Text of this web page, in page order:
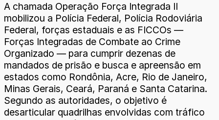
A chamada Operação Força Integrada II
mobilizou a Polícia Federal, Polícia Rodoviária
Federal, forças estaduais e as FICCOs —
Forças Integradas de Combate ao Crime
Organizado — para cumprir dezenas de
mandados de prisão e busca e apreensão em
estados como Rondônia, Acre, Rio de Janeiro,
Minas Gerais, Ceará, Paraná e Santa Catarina.
Segundo as autoridades, o objetivo é
desarticular quadrilhas envolvidas com tráfico